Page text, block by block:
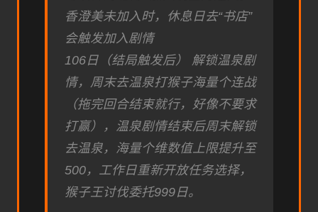
香澄美未加入时，休息日去“书店”
会触发加入剧情
106日（结局触发后） 解锁温泉剧
情，周末去温泉打猴子海量个连战
（拖完回合结束就行，好像不要求
打赢），温泉剧情结束后周末解锁
去温泉，海量个维数值上限提升至
500，工作日重新开放任务选择，
猴子王讨伐委托999日。